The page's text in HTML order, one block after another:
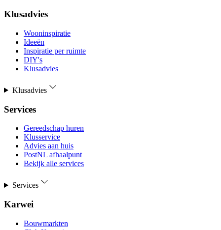
Klusadvies
Wooninspiratie
Ideeën
Inspiratie per ruimte
DIY's
Klusadvies
Klusadvies
Services
Gereedschap huren
Klusservice
Advies aan huis
PostNL afhaalpunt
Bekijk alle services
Services
Karwei
Bouwmarkten